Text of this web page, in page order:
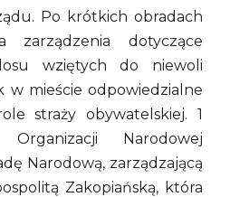
Po krótkich obradach
zarządzenia dotyczące
wziętych do niewoli
w mieście odpowiedzialne
straży obywatelskiej. 1
Narodowej
Narodową, zarządzającą
Zakopiańską, która